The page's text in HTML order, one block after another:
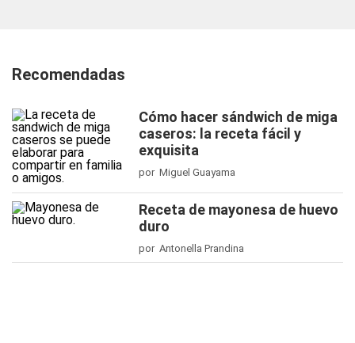
Recomendadas
Cómo hacer sándwich de miga
caseros: la receta fácil y
exquisita
por Miguel Guayama
Receta de mayonesa de huevo
duro
por Antonella Prandina